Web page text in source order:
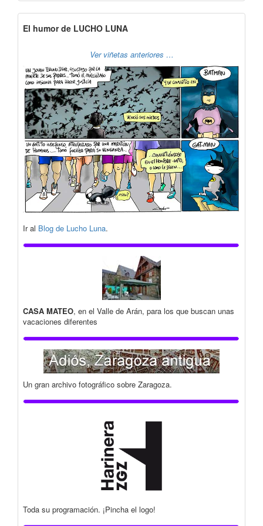
El humor de LUCHO LUNA
Ver viñetas anteriores …
Ir al Blog de Lucho Luna.
CASA MATEO, en el Valle de Arán, para los que buscan unas
vacaciones diferentes
Un gran archivo fotográfico sobre Zaragoza.
Toda su programación. ¡Pincha el logo!